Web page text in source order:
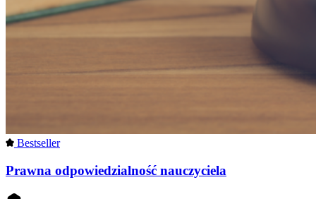
Bestseller
Prawna odpowiedzialność nauczyciela